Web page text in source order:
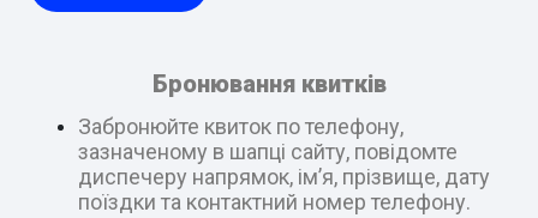
Бронювання квитків
Забронюйте квиток по телефону,
зазначеному в шапці сайту, повідомте
диспечеру напрямок, ім’я, прізвище, дату
поїздки та контактний номер телефону.